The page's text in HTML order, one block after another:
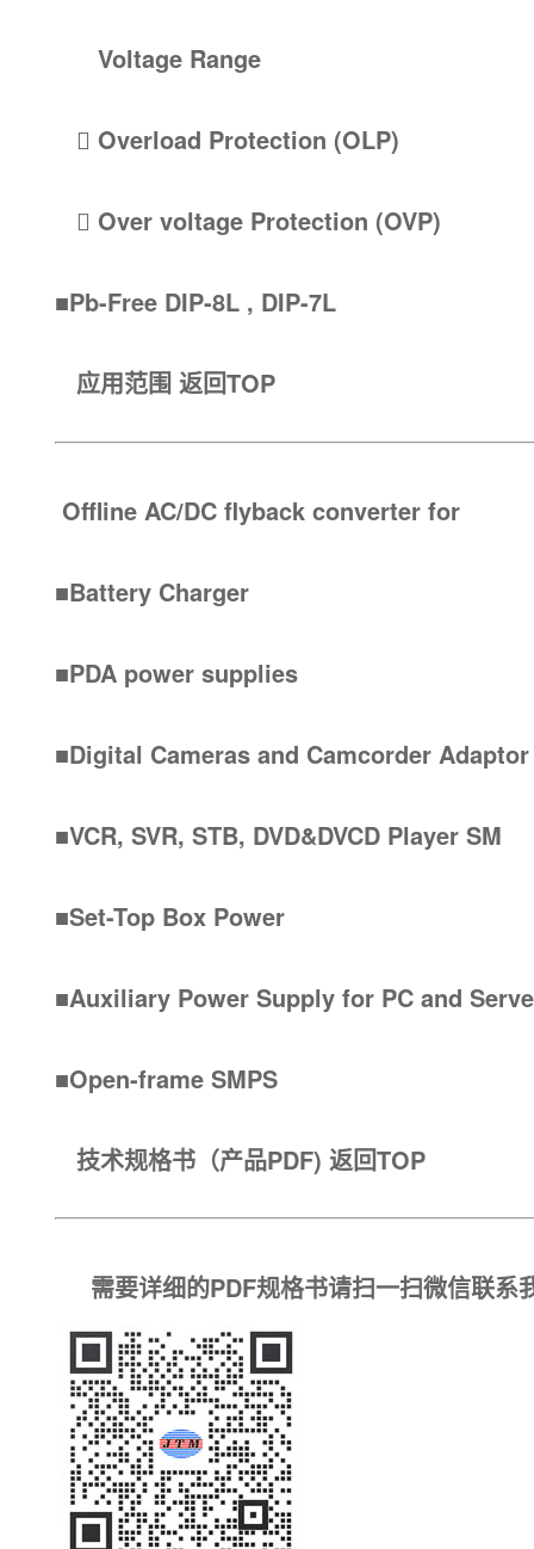
Voltage Range
 Overload Protection (OLP)
 Over voltage Protection (OVP)
■Pb-Free DIP-8L , DIP-7L
应用范围 返回TOP
Offline AC/DC flyback converter for
■Battery Charger
■PDA power supplies
■Digital Cameras and Camcorder
■VCR, SVR, STB, DVD&DVCD Player SM
■Set-Top Box Power
■Auxiliary Power Supply for PC and
■Open-frame SMPS
技术规格书（产品PDF) 返回TOP
需要详细的PDF规格书请扫一扫微信联系